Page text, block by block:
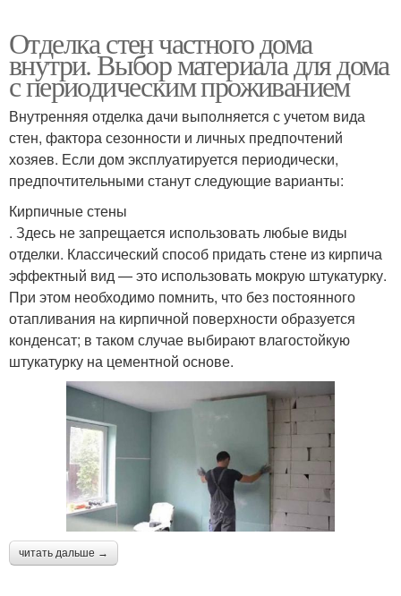
Отделка стен частного дома
внутри. Выбор материала для дома
с периодическим проживанием
Внутренняя отделка дачи выполняется с учетом вида
стен, фактора сезонности и личных предпочтений
хозяев. Если дом эксплуатируется периодически,
предпочтительными станут следующие варианты:
Кирпичные стены
. Здесь не запрещается использовать любые виды
отделки. Классический способ придать стене из кирпича
эффектный вид — это использовать мокрую штукатурку.
При этом необходимо помнить, что без постоянного
отапливания на кирпичной поверхности образуется
конденсат; в таком случае выбирают влагостойкую
штукатурку на цементной основе.
читать дальше →